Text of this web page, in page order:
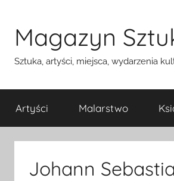
treściMagazyn
Sztuka, artyści, miejsca, wydarzenia
Artyści Malarstwo
Johann